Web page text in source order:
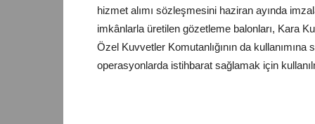
hizmet alımı sözleşmesini haziran ayında
imkânlarla üretilen gözetleme balonları, Kara
Özel Kuvvetler Komutanlığının da
operasyonlarda istihbarat sağlamak için